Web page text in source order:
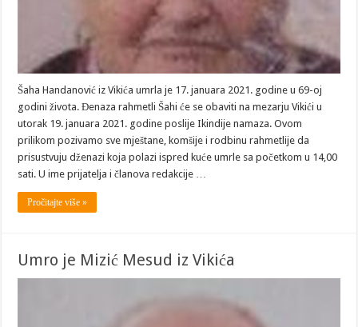
Šaha Handanović iz Vikića umrla je 17. januara 2021. godine u 69-oj
godini života. Đenaza rahmetli Šahi će se obaviti na mezarju Vikići u
utorak 19. januara 2021. godine poslije Ikindije namaza. Ovom
prilikom pozivamo sve mještane, komšije i rodbinu rahmetlije da
prisustvuju dženazi koja polazi ispred kuće umrle sa početkom u 14,00
sati. U ime prijatelja i članova redakcije …
Pročitajte više »
Umro je Mizić Mesud iz Vikića